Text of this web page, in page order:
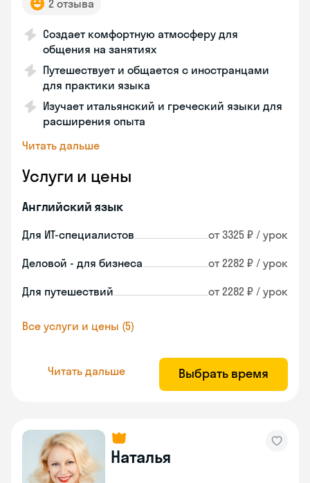
2 отзыва
Создает комфортную атмосферу для
общения на занятиях
Путешествует и общается с иностранцами
для практики языка
Изучает итальянский и греческий языки для
расширения опыта
Читать дальше
Услуги и цены
Английский язык
Для ИТ-специалистов от 3325 ₽ / урок
Деловой - для бизнеса от 2282 ₽ / урок
Для путешествий от 2282 ₽ / урок
Все услуги и цены (5)
Читать дальше Выбрать время
Наталья